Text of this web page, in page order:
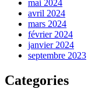
mai 2024
avril 2024
mars 2024
février 2024
janvier 2024
septembre 2023
Categories